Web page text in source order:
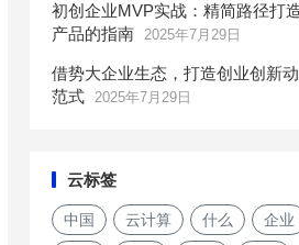
初创企业MVP实战：精简路径打
产品的指南 2025年7月29日
借势大企业生态，打造创业创新
范式 2025年7月29日
云标签
中国 云计算 什么 企业